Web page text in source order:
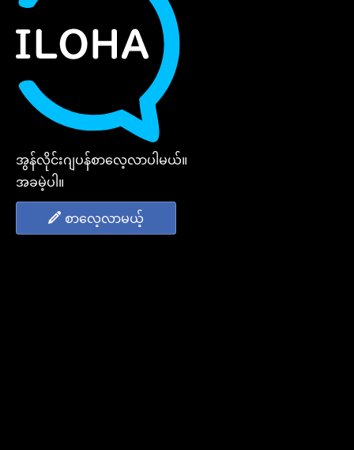
အွန်လိုင်းဂျပန်စာလေ့လာပါမယ်။
အခမဲ့ပါ။
စာလေ့လာမယ့်